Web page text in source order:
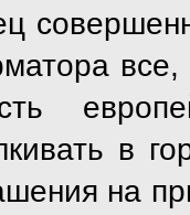
все,
в
на